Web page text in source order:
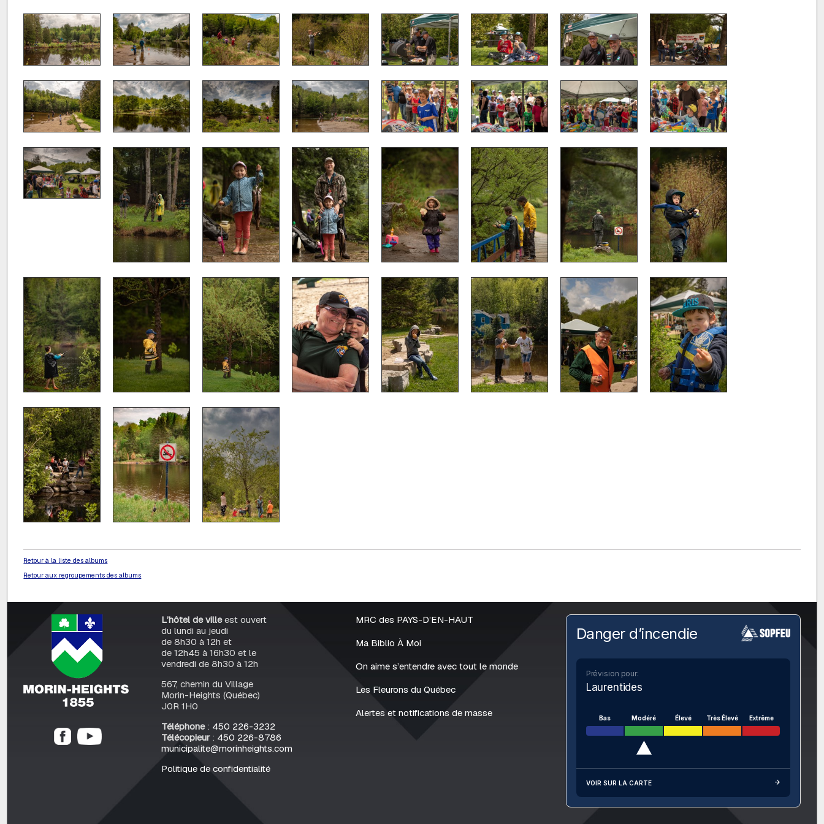
Retour à la liste des albums
Retour aux regroupements des albums
L’hôtel de villeest ouvert
du lundi au jeudi
de 8h30 à 12h et
de 12h45 à 16h30 et le
vendredi de 8h30 à 12h
567, chemin du Village
Morin-Heights (Québec)
J0R 1H0
Téléphone: 450 226-3232
Télécopieur: 450 226-8786
municipalite@morinheights.com
Politique de confidentialité
MRC des PAYS-D’EN-HAUT
Ma Biblio À Moi
On aime s’entendre avec tout le monde
Les Fleurons du Québec
Alertes et notifications de masse
Danger d’incendie
Prévision pour:
Laurentides
Bas Modéré Élevé Très Élevé Extrême
VOIR SUR LA CARTE